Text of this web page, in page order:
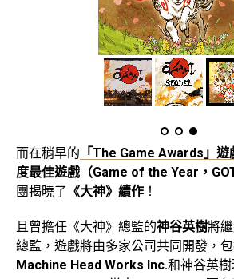
而在稍早的 「The Game Awards」遊
度最佳遊戲（Game of the Year，
團揭曉了 《大神》續作 ！
且曾擔任《大神》總監的神谷英樹將
總監，遊戲將由多家公司共同開發，
Machine Head Works Inc.和神谷英